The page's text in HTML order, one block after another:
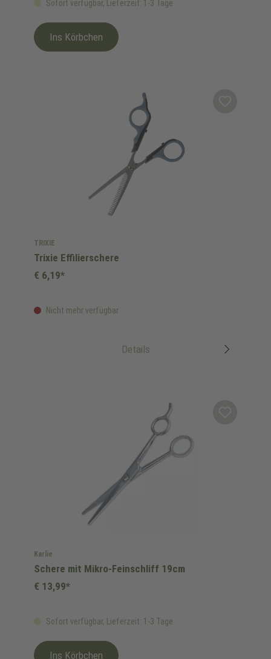
Sofort verfügbar, Lieferzeit: 1-3 Tage
Ins Körbchen
TRIXIE
Trixie Effilierschere
Nicht mehr verfügbar
€ 6,19*
Details
Karlie
Schere mit Mikro-Feinschliff 19cm
Sofort verfügbar, Lieferzeit: 1-3 Tage
€ 13,99*
Ins Körbchen